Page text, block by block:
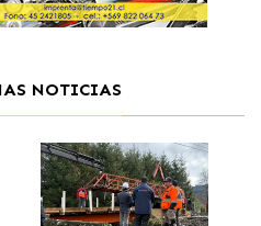
NOTICIAS